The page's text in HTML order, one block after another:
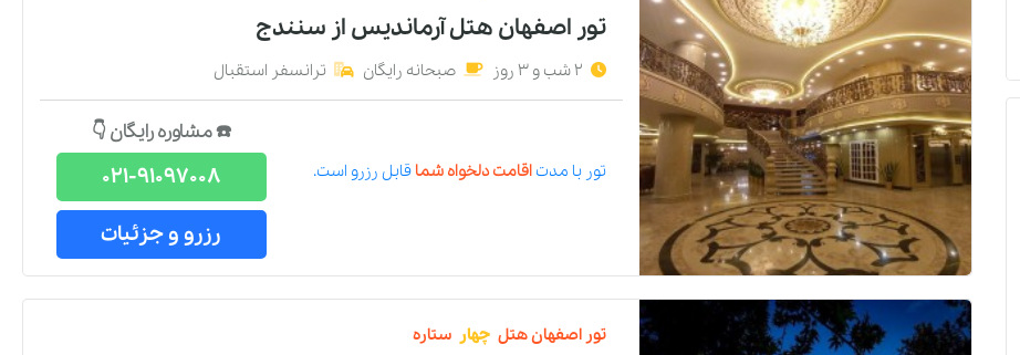
تور اصفهان هتل آرماندیس از سنندج
2 شب و 3 روز صبحانه رایگان ترانسفر استقبال
تور با مدتاقامت دلخواه شما قابل رزرو است.
☎️ مشاوره رایگان 👇
021-91097008
رزرو و جزئیات
تور اصفهانهتل چهار ستاره